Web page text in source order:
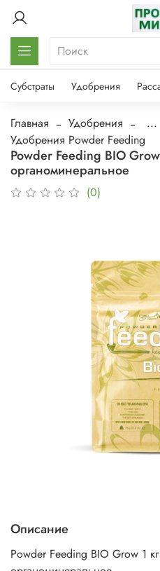
Субстраты Удобрения
Главная Удобрения
...
Удобрения Powder Feeding
Powder Feeding BIO
органоминеральное
(0)
Описание
Powder Feeding BIO Grow 1